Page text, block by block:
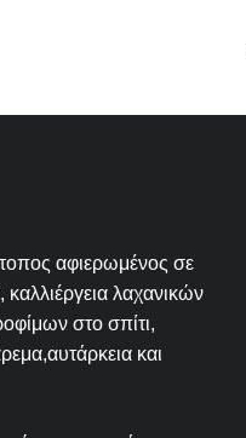
αφιερωμένος σε
λαχανικών
στο σπίτι,
και